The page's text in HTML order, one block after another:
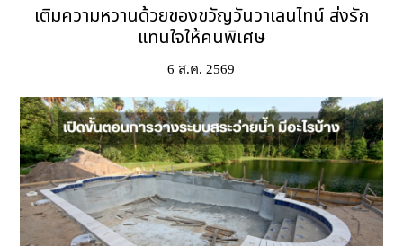
เติมความหวานด้วยของขวัญวันวาเลนไทน์ ส่งรัก
แทนใจให้คนพิเศษ
6 ส.ค. 2569